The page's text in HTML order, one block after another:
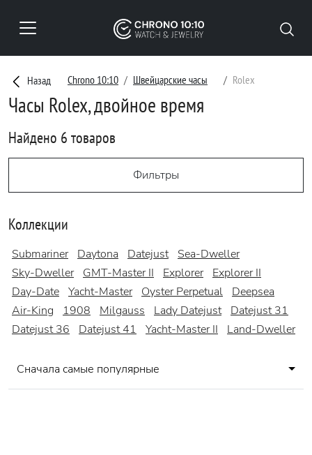
Назад Chrono 10:10 Швейцарские часы Rolex
Часы Rolex, двойное время
Найдено 6 товаров
Фильтры
Коллекции
Submariner Daytona Datejust
Sea-Dweller
Sky-Dweller
GMT-Master II Explorer
Explorer II
Day-Date Yacht-Master Oyster Perpetual
Deepsea
Air-King
1908 Milgauss Lady Datejust
Datejust 31
Datejust 36
Datejust 41 Yacht-Master II Land-Dweller
Сначала самые популярные